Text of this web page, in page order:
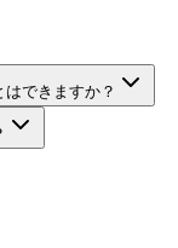
できますか？